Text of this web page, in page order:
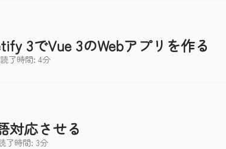
3でVue 3のWebアプリを作る
読了時間: 4分
対応させる
了時間: 3分